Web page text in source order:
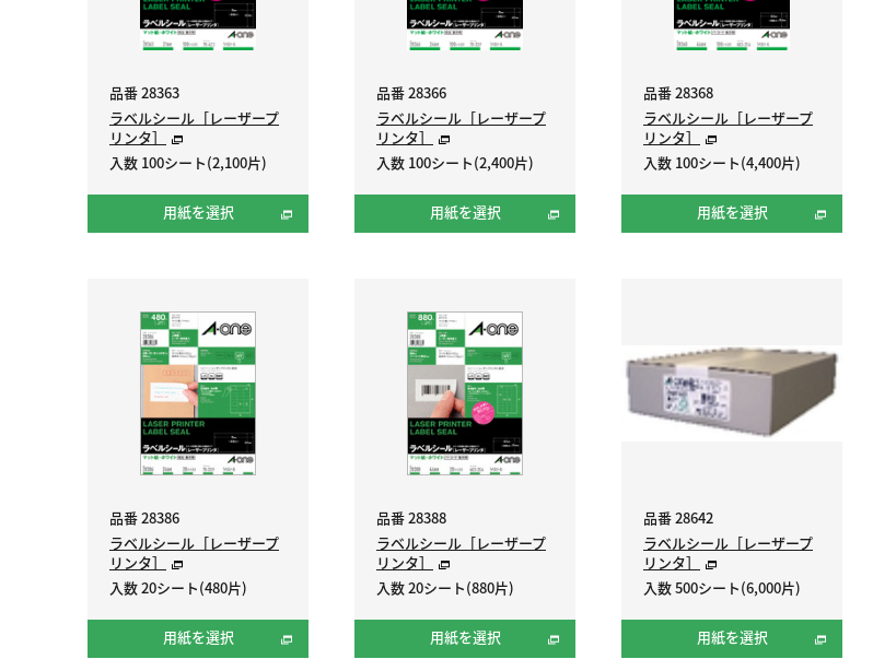
品番 28363
ラベルシール［レーザープ
リンタ］
入数 100シート(2,100片)
用紙を選択
品番 28366
ラベルシール［レーザープ
リンタ］
入数 100シート(2,400片)
用紙を選択
品番 28368
ラベルシール［レーザープ
リンタ］
入数 100シート(4,400片)
用紙を選択
品番 28386
ラベルシール［レーザープ
リンタ］
入数 20シート(480片)
用紙を選択
品番 28388
ラベルシール［レーザープ
リンタ］
入数 20シート(880片)
用紙を選択
品番 28642
ラベルシール［レーザープ
リンタ］
入数 500シート(6,000片)
用紙を選択